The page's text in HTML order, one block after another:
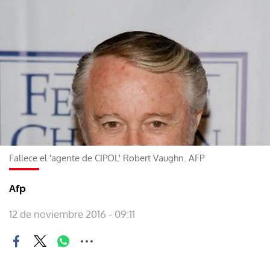
Fallece el 'agente de CIPOL' Robert Vaughn. AFP
Afp
12 de noviembre 2016 - 09:11